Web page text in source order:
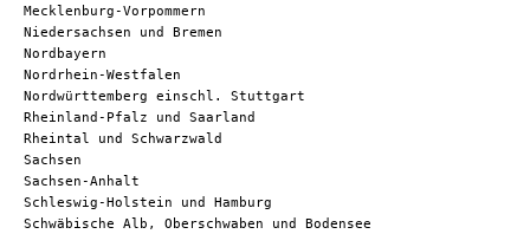
Mecklenburg-Vorpommern
Niedersachsen und Bremen
Nordbayern
Nordrhein-Westfalen
Nordwürttemberg einschl. Stuttgart
Rheinland-Pfalz und Saarland
Rheintal und Schwarzwald
Sachsen
Sachsen-Anhalt
Schleswig-Holstein und Hamburg
Schwäbische Alb, Oberschwaben und Bodensee